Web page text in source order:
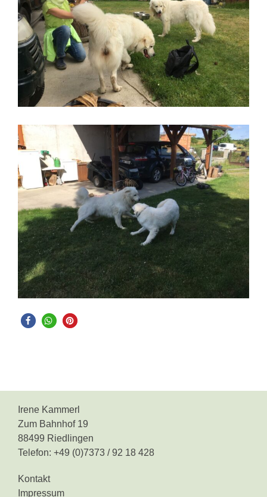
Irene Kammerl
Zum Bahnhof 19
88499 Riedlingen
Telefon: +49 (0)7373 / 92 18 428
Kontakt
Impressum